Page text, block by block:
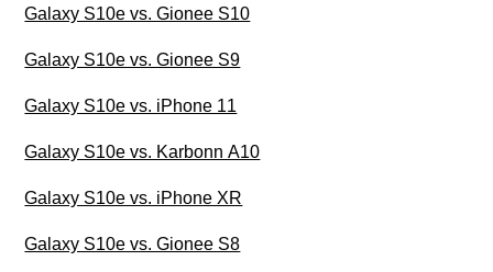
Galaxy S10e vs. Gionee S10
Galaxy S10e vs. Gionee S9
Galaxy S10e vs. iPhone 11
Galaxy S10e vs. Karbonn A10
Galaxy S10e vs. iPhone XR
Galaxy S10e vs. Gionee S8